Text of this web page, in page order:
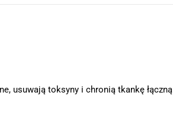
usuwają toksyny i chronią tkankę łączną